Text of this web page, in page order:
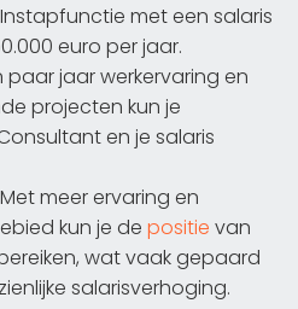
met een salaris
euro per jaar.
paar jaar werkervaring en
projecten kun je
en je salaris
meer ervaring en
kun je de positie van
wat vaak gepaard
salarisverhoging.